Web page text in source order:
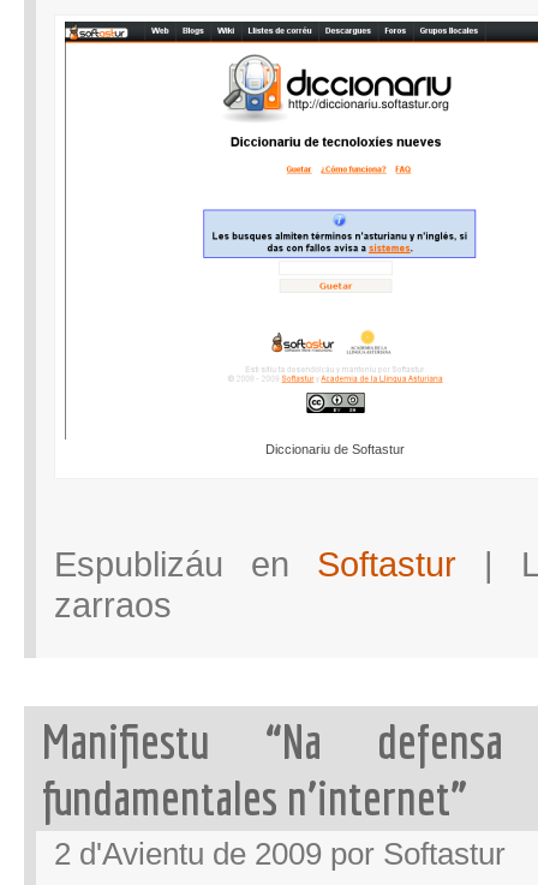
Diccionariu de Softastur
Espublizáu en Softastur |
zarraos
beta
pública
Manifiestu “Na
fundamentales n’internet”
2 d'Avientu de 2009 por Softastur